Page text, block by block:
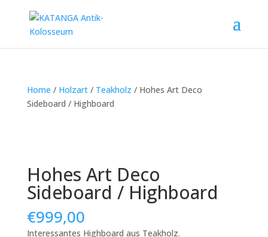
Home / Holzart/ Teakholz / Hohes Art Deco
Sideboard / Highboard
Hohes Art Deco
Sideboard / Highboard
€999,00
Interessantes Highboard aus Teakholz.